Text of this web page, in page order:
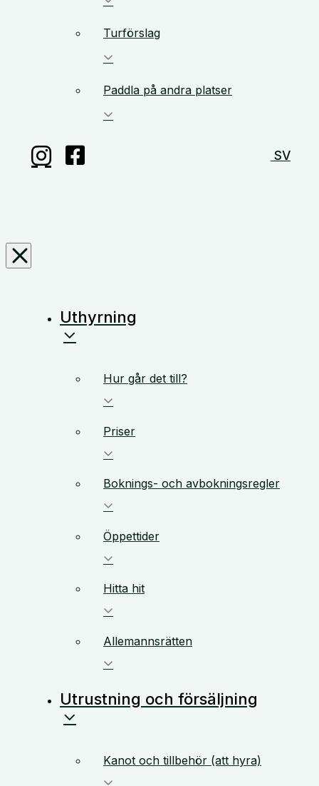
Turförslag
Paddla på andra platser
SV
Uthyrning
Hur går det till?
Priser
Boknings- och avbokningsregler
Öppettider
Hitta hit
Allemannsrätten
Utrustning och försäljning
Kanot och tillbehör (att hyra)